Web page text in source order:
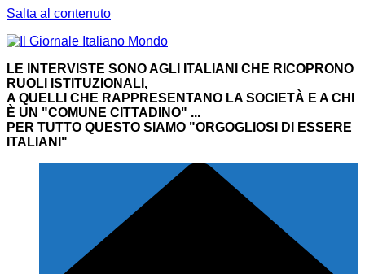
Salta al contenuto
LE INTERVISTE SONO AGLI ITALIANI CHE RICOPRONO
RUOLI ISTITUZIONALI,
A QUELLI CHE RAPPRESENTANO LA SOCIETÀ E A CHI
È UN "COMUNE CITTADINO" ...
PER TUTTO QUESTO SIAMO "ORGOGLIOSI DI ESSERE
ITALIANI"